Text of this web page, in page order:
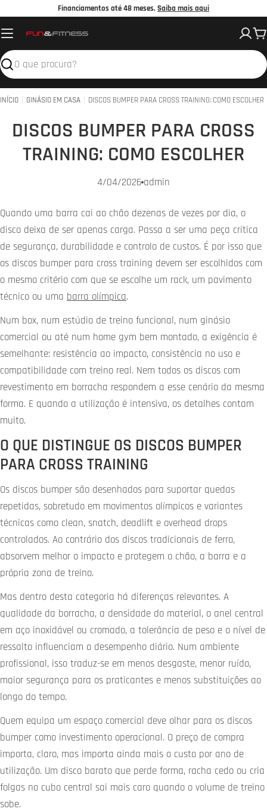
o
conteúdo
Financiamentos até 48 meses.Saiba mais aqui
Pesquisar
INÍCIO GINÁSIO EM CASA DISCOS BUMPER PARA CROSS TRAINING: COMO ESCOLHER
DISCOS BUMPER PARA CROSS
TRAINING: COMO ESCOLHER
4/04/2026 admin
Quando uma barra cai ao chão dezenas de vezes por dia, o
disco deixa de ser apenas carga. Passa a ser uma peça crítica
de segurança, durabilidade e controlo de custos. É por isso que
os discos bumper para cross training devem ser escolhidos com
o mesmo critério com que se escolhe um rack, um pavimento
técnico ou uma barra olímpica.
Num box, num estúdio de treino funcional, num ginásio
comercial ou até num home gym bem montado, a exigência é
semelhante: resistência ao impacto, consistência no uso e
compatibilidade com treino real. Nem todos os discos com
revestimento em borracha respondem a esse cenário da mesma
forma. E quando a utilização é intensiva, os detalhes contam
muito.
O QUE DISTINGUE OS DISCOS BUMPER
PARA CROSS TRAINING
Os discos bumper são desenhados para suportar quedas
repetidas, sobretudo em movimentos olímpicos e variantes
técnicas como clean, snatch, deadlift e overhead drops
controlados. Ao contrário dos discos tradicionais de ferro,
absorvem melhor o impacto e protegem o chão, a barra e a
própria zona de treino.
Mas dentro desta categoria há diferenças relevantes. A
qualidade da borracha, a densidade do material, o anel central
em aço inoxidável ou cromado, a tolerância de peso e o nível de
ressalto influenciam o desempenho diário. Num ambiente
profissional, isso traduz-se em menos desgaste, menor ruído,
maior segurança para os praticantes e menos substituições ao
longo do tempo.
Quem equipa um espaço comercial deve olhar para os discos
bumper como investimento operacional. O preço de compra
importa, claro, mas importa ainda mais o custo por ano de
utilização. Um disco barato que perde forma, racha cedo ou cria
folgas no cubo central sai mais caro quando o volume de treino
sobe.